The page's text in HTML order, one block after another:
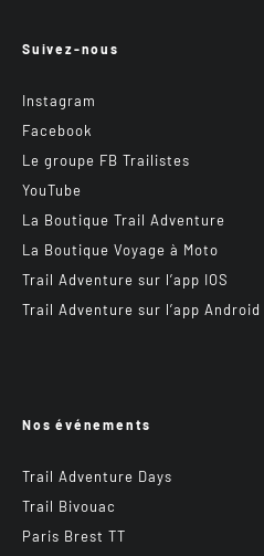
Suivez-nous
Instagram
Facebook
Le groupe FB Trailistes
YouTube
La Boutique Trail Adventure
La Boutique Voyage à Moto
Trail Adventure sur l’app IOS
Trail Adventure sur l’app Android
Nos événements
Trail Adventure Days
Trail Bivouac
Paris Brest TT